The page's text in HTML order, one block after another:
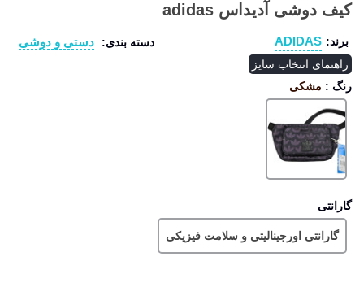
کیف دوشی آدیداس adidas
برند: ADIDAS دسته بندی: دستی و دوشی
راهنمای انتخاب سایز
رنگ : مشکی
مشکی
گارانتی
گارانتی اورجینالیتی و سلامت فیزیکی